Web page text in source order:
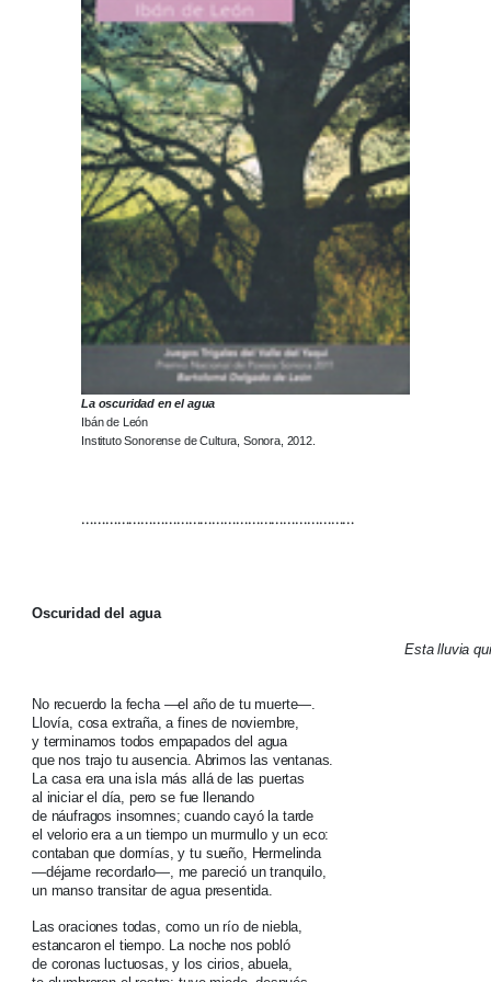
La oscuridad en el agua
Ibán de León
Instituto Sonorense de Cultura, Sonora, 2012.
……………………………………………………………
Oscuridad del agua
Esta lluvia
No recuerdo la fecha —el año de tu muerte—.
Llovía, cosa extraña, a fines de noviembre,
y terminamos todos empapados del agua
que nos trajo tu ausencia. Abrimos las ventanas.
La casa era una isla más allá de las puertas
al iniciar el día, pero se fue llenando
de náufragos insomnes; cuando cayó la tarde
el velorio era a un tiempo un murmullo y un eco:
contaban que dormías, y tu sueño, Hermelinda
—déjame recordarlo—, me pareció un tranquilo,
un manso transitar de agua presentida.
Las oraciones todas, como un río de niebla,
estancaron el tiempo. La noche nos pobló
de coronas luctuosas, y los cirios, abuela,